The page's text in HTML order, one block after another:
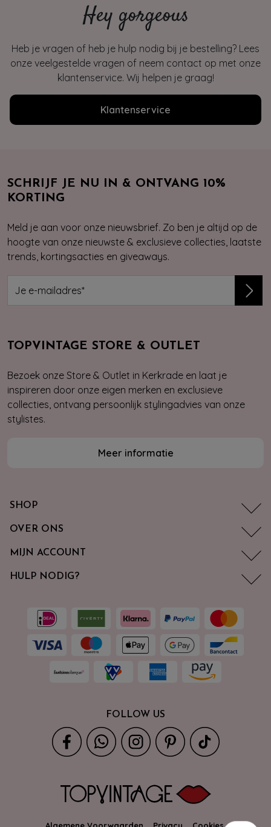
Hey gorgeous
Heb je vragen of heb je hulp nodig bij je bestelling? Lees
onze veelgestelde vragen of neem contact op met onze
klantenservice. Wij helpen je graag!
Klantenservice
SCHRIJF JE NU IN & ONTVANG 10%
KORTING
Meld je aan voor onze nieuwsbrief. Zo ben je altijd op de
hoogte van onze nieuwste & exclusieve collecties, laatste
trends, kortingsacties en giveaways.
TOPVINTAGE STORE & OUTLET
Bezoek onze Store & Outlet in Kerkrade en laat je
inspireren door onze eigen merken en exclusieve
collecties, ontvang persoonlijk stylingadvies van onze
stylistes.
Meer informatie
SHOP
OVER ONS
MIJN ACCOUNT
HULP NODIG?
FOLLOW US